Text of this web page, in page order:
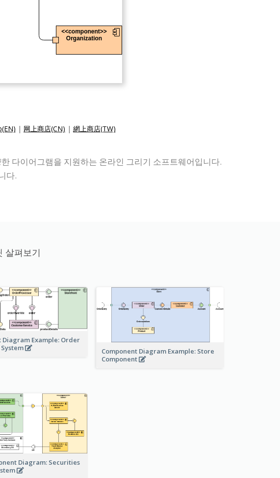
| 网上商店(CN) | 網上商店(TW)
다이어그램을 지원하는 온라인 그리기 소프트웨어입니다.
다.
살펴보기
Diagram Example: Order
Component Diagram Example: Store
Component
Diagram: Securities